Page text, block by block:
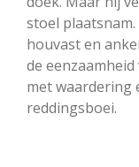
stoel
houvast en
de
met waardering
reddingsboei.